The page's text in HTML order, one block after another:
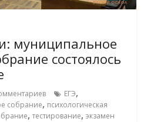
муниципальное
состоялось
ЕГЭ,
собрание, психологическая
,тестирование,экзамен